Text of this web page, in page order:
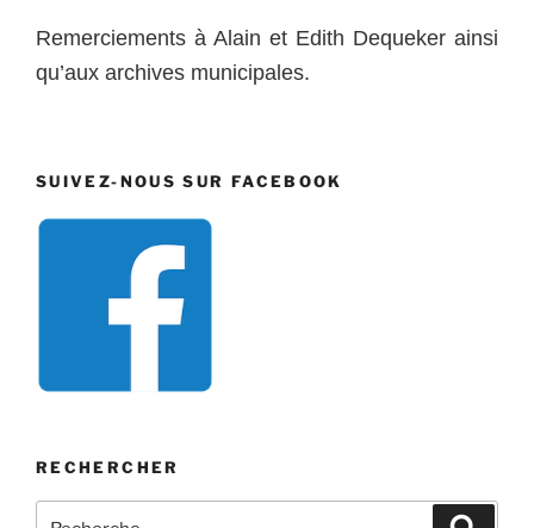
Remerciements à Alain et Edith Dequeker ainsi
qu’aux archives municipales.
SUIVEZ-NOUS SUR FACEBOOK
RECHERCHER